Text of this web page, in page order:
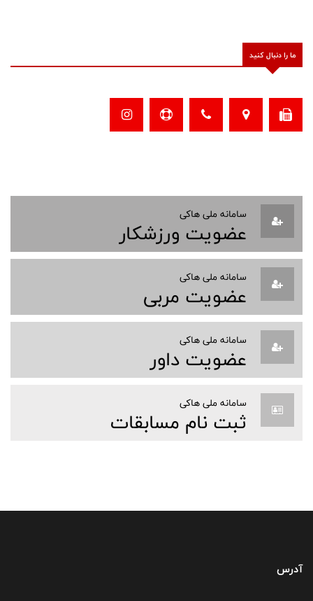
ما را دنبال کنید
سامانه ملی هاکی
عضویت ورزشکار
سامانه ملی هاکی
عضویت مربی
سامانه ملی هاکی
عضویت داور
سامانه ملی هاکی
ثبت نام مسابقات
آدرس